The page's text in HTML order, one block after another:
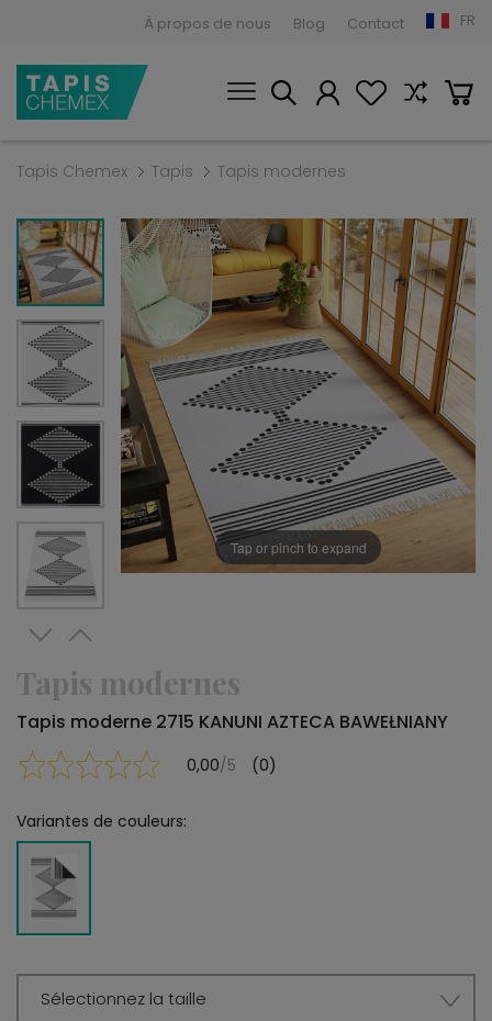
À propos de nous Blog Contact FR
Tapis Chemex Tapis Tapis modernes
Tap or pinch to expand
Tapis modernes
Tapis moderne 2715 KANUNI AZTECA BAWEŁNIANY
0,00/5 (0)
Variantes de couleurs:
Sélectionnez la taille